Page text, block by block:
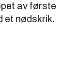
av første
et nødskrik.